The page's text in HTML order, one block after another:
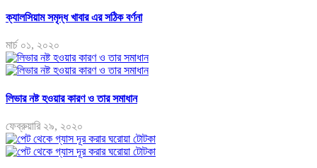
ক্যালসিয়াম সমৃদ্ধ খাবার এর সঠিক বর্ণনা
মার্চ ০১, ২০২০
লিভার নষ্ট হওয়ার কারণ ও তার সমাধান
ফেব্রুয়ারি ২৯, ২০২০